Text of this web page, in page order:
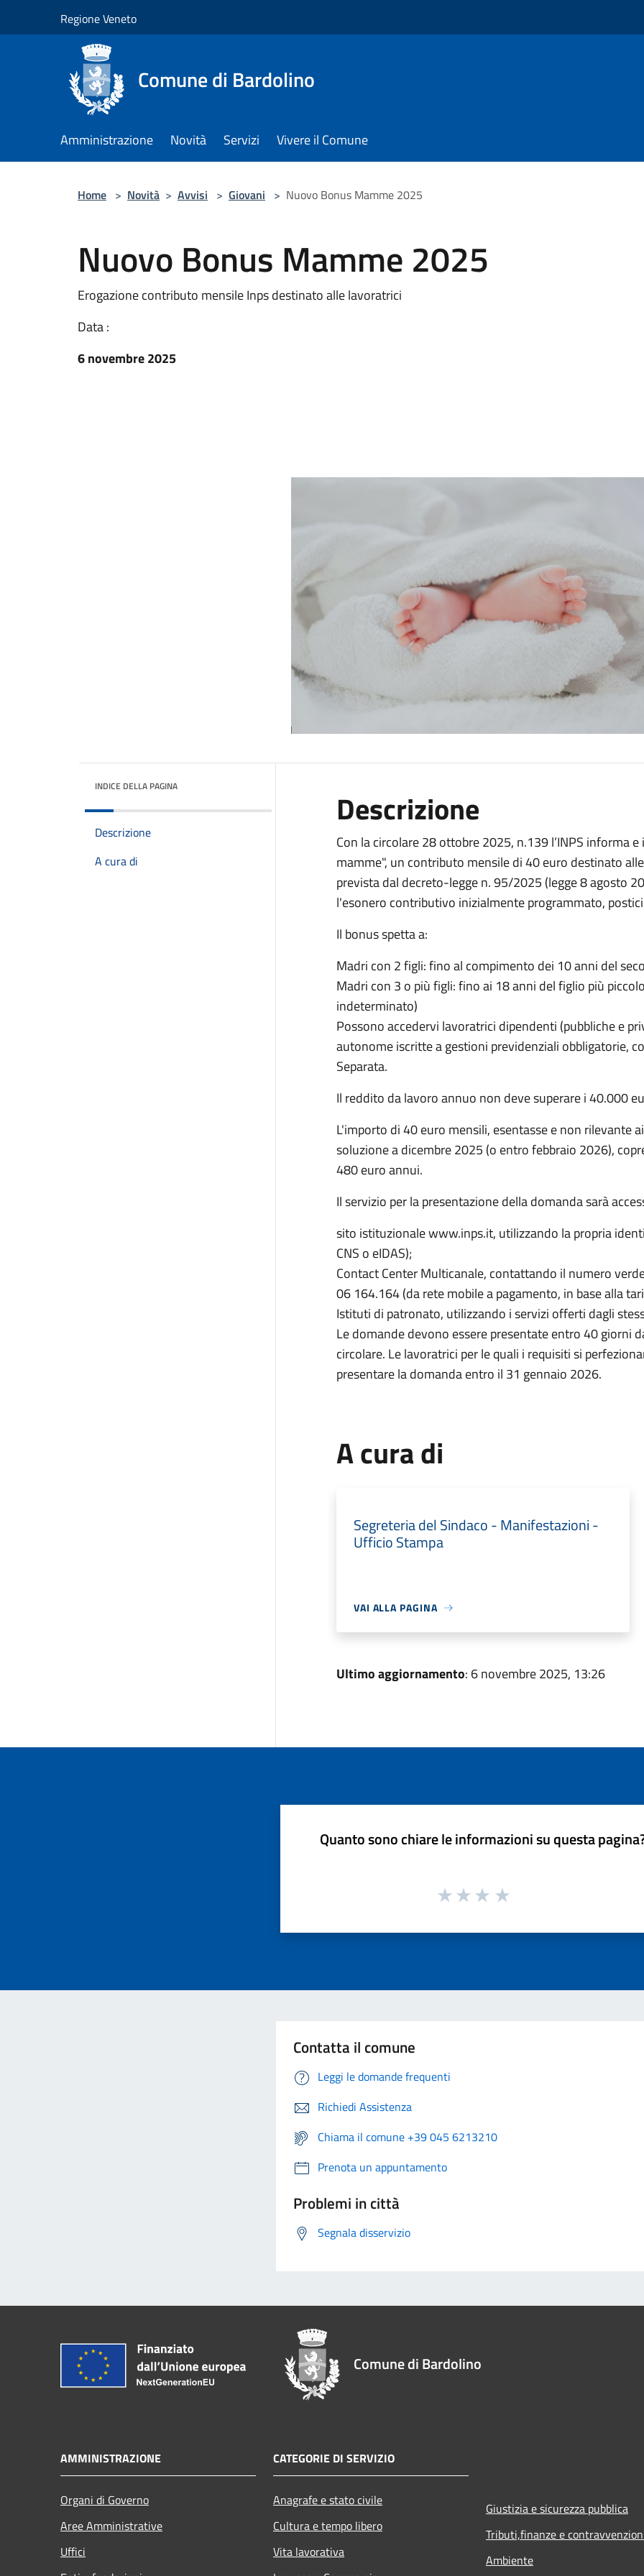
Regione Veneto
Comune di Bardolino
Amministrazione Novità Servizi Vivere il Comune
Home > Novità > Avvisi > Giovani > Nuovo Bonus Mamme 2025
Nuovo Bonus Mamme 2025
Erogazione contributo mensile Inps destinato alle lavoratrici
Data :
6 novembre 2025
INDICE DELLA PAGINA
Descrizione
A cura di
Descrizione
Con la circolare 28 ottobre 2025, n.139 l’INPS informa
mamme", un contributo mensile di 40 euro destinato
prevista dal decreto-legge n. 95/2025 (legge 8 agosto
l'esonero contributivo inizialmente programmato,
Il bonus spetta a:
Madri con 2 figli: fino al compimento dei 10 anni del
Madri con 3 o più figli: fino ai 18 anni del figlio più
indeterminato)
Possono accedervi lavoratrici dipendenti (pubbliche e
autonome iscritte a gestioni previdenziali obbligatorie,
Separata.
Il reddito da lavoro annuo non deve superare i 40.000
L'importo di 40 euro mensili, esentasse e non rilevante
soluzione a dicembre 2025 (o entro febbraio 2026),
480 euro annui.
Il servizio per la presentazione della domanda sarà
sito istituzionale www.inps.it, utilizzando la propria
CNS o eIDAS);
Contact Center Multicanale, contattando il numero
06 164.164 (da rete mobile a pagamento, in base alla
Istituti di patronato, utilizzando i servizi offerti dagli
Le domande devono essere presentate entro 40 giorni
circolare. Le lavoratrici per le quali i requisiti si
presentare la domanda entro il 31 gennaio 2026.
A cura di
Segreteria del Sindaco - Manifestazioni -
Ufficio Stampa
VAI ALLA PAGINA
Ultimo aggiornamento: 6 novembre 2025, 13:26
Quanto sono chiare le informazioni su questa
Contatta il comune
Leggi le domande frequenti
Richiedi Assistenza
Chiama il comune +39 045 6213210
Prenota un appuntamento
Problemi in città
Segnala disservizio
Comune di Bardolino
AMMINISTRAZIONE
Organi di Governo
Aree Amministrative
Uffici
CATEGORIE DI SERVIZIO
Anagrafe e stato civile
Cultura e tempo libero
Vita lavorativa
Giustizia e sicurezza pubblica
Tributi,finanze e
Ambiente